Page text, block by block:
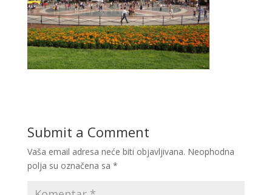
Submit a Comment
Vaša email adresa neće biti objavljivana. Neophodna
polja su označena sa *